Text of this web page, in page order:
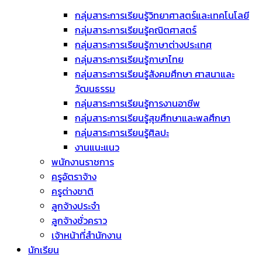
กลุ่มสาระการเรียนรู้วิทยาศาสตร์และเทคโนโลยี
กลุ่มสาระการเรียนรู้คณิตศาสตร์
กลุ่มสาระการเรียนรู้ภาษาต่างประเทศ
กลุ่มสาระการเรียนรู้ภาษาไทย
กลุ่มสาระการเรียนรู้สังคมศึกษา ศาสนาและ
วัฒนธรรม
กลุ่มสาระการเรียนรู้การงานอาชีพ
กลุ่มสาระการเรียนรู้สุขศึกษาและพลศึกษา
กลุ่มสาระการเรียนรู้ศิลปะ
งานแนะแนว
พนักงานราชการ
ครูอัตราจ้าง
ครูต่างชาติ
ลูกจ้างประจำ
ลูกจ้างชั่วคราว
เจ้าหน้าที่สำนักงาน
นักเรียน